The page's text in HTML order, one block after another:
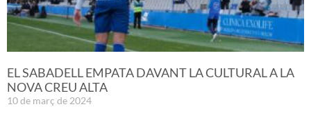
EL SABADELL EMPATA DAVANT LA CULTURAL A LA
NOVA CREU ALTA
10 de març de 2024